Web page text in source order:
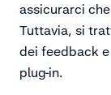
assicurarci
Tuttavia, si
dei feedback
plug-in.